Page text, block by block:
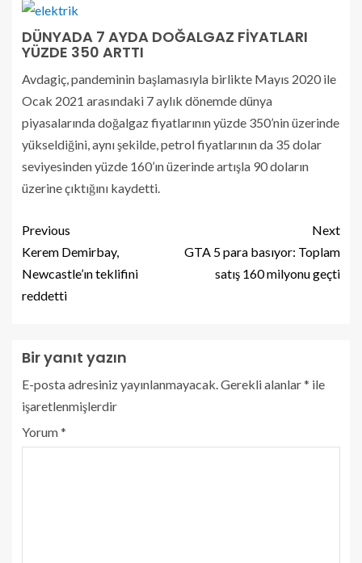
DÜNYADA 7 AYDA DOĞALGAZ FİYATLARI
YÜZDE 350 ARTTI
Avdagiç, pandeminin başlamasıyla birlikte Mayıs 2020 ile
Ocak 2021 arasındaki 7 aylık dönemde dünya
piyasalarında doğalgaz fiyatlarının yüzde 350’nin üzerinde
yükseldiğini, aynı şekilde, petrol fiyatlarının da 35 dolar
seviyesinden yüzde 160’ın üzerinde artışla 90 doların
üzerine çıktığını kaydetti.
Previous
Kerem Demirbay,
Newcastle’ın teklifini
reddetti
Next
GTA 5 para basıyor: Toplam
satış 160 milyonu geçti
Bir yanıt yazın
E-posta adresiniz yayınlanmayacak.Gerekli alanlar* ile
işaretlenmişlerdir
Yorum*